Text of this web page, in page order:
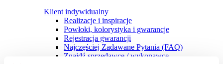
Klient indywidualny
Realizacje i inspiracje
Powłoki, kolorystyka i gwarancje
Rejestracja gwarancji
Najczęściej Zadawane Pytania (FAQ)
Znajdź sprzedawcę / wykonawcę